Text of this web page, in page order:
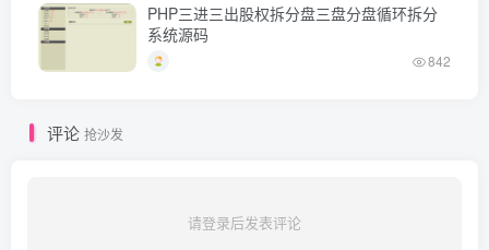
PHP三进三出股权拆分盘三盘分盘循环拆分
系统源码
842
评论 抢沙发
请登录后发表评论